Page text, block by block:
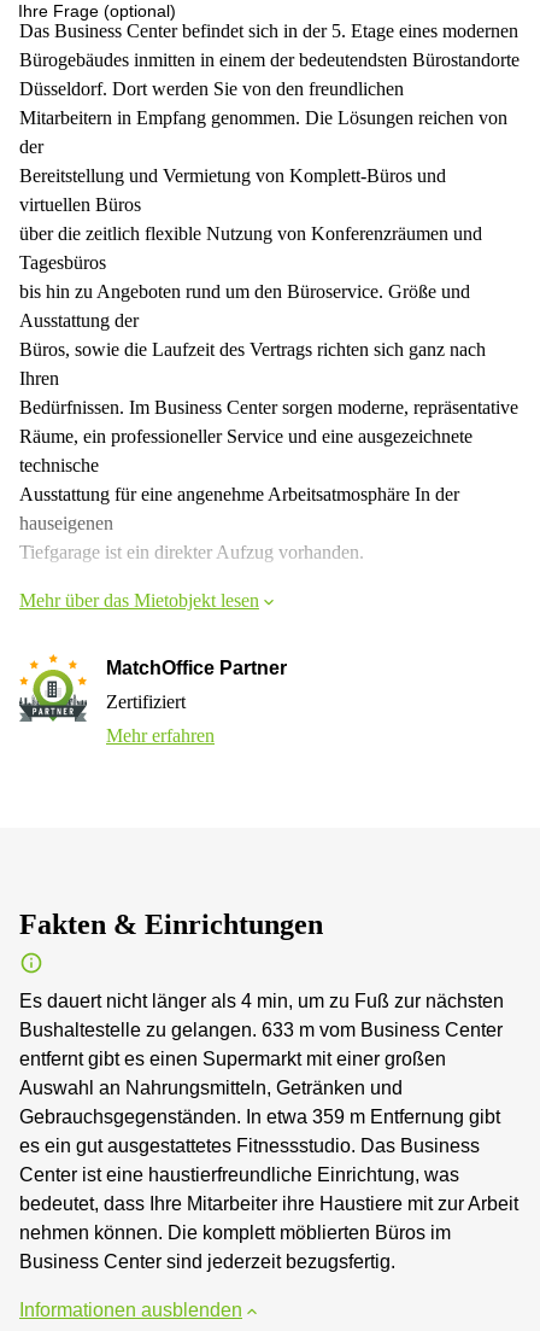
Ihre Frage (optional)
Das Business Center befindet sich in der 5. Etage eines modernen
Bürogebäudes inmitten in einem der bedeutendsten Bürostandorte
Düsseldorf. Dort werden Sie von den freundlichen
Mitarbeitern in Empfang genommen. Die Lösungen reichen von
der
Bereitstellung und Vermietung von Komplett-Büros und
virtuellen Büros
über die zeitlich flexible Nutzung von Konferenzräumen und
Tagesbüros
bis hin zu Angeboten rund um den Büroservice. Größe und
Ausstattung der
Büros, sowie die Laufzeit des Vertrags richten sich ganz nach
Ihren
Bedürfnissen. Im Business Center sorgen moderne, repräsentative
Räume, ein professioneller Service und eine ausgezeichnete
technische
Ausstattung für eine angenehme Arbeitsatmosphäre In der
hauseigenen
Tiefgarage ist ein direkter Aufzug vorhanden.
Mehr über das Mietobjekt lesen
MatchOffice Partner
Zertifiziert
Mehr erfahren
Fakten & Einrichtungen
Es dauert nicht länger als 4 min, um zu Fuß zur nächsten
Bushaltestelle zu gelangen. 633 m vom Business Center
entfernt gibt es einen Supermarkt mit einer großen
Auswahl an Nahrungsmitteln, Getränken und
Gebrauchsgegenständen. In etwa 359 m Entfernung gibt
es ein gut ausgestattetes Fitnessstudio. Das Business
Center ist eine haustierfreundliche Einrichtung, was
bedeutet, dass Ihre Mitarbeiter ihre Haustiere mit zur Arbeit
nehmen können. Die komplett möblierten Büros im
Business Center sind jederzeit bezugsfertig.
Informationen ausblenden